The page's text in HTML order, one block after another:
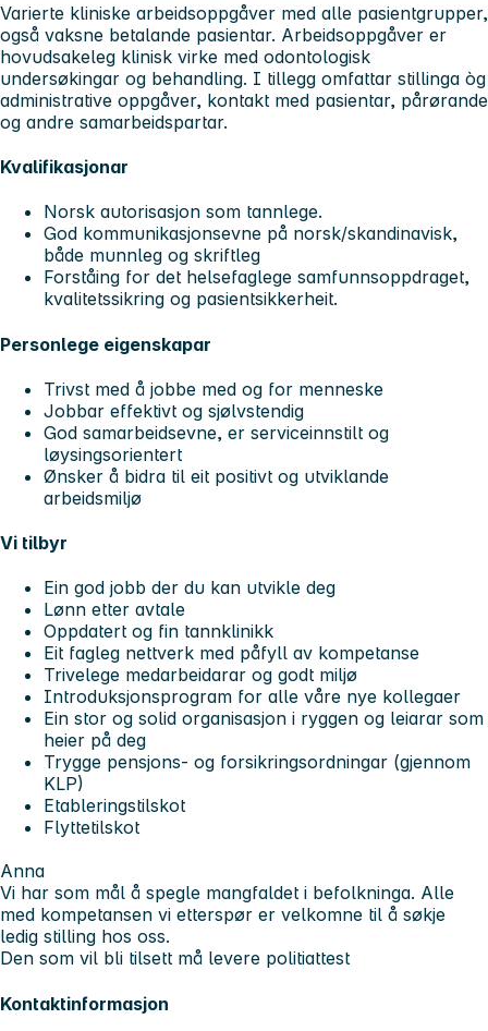
Varierte kliniske arbeidsoppgåver med alle pasientgrupper,
også vaksne betalande pasientar. Arbeidsoppgåver er
hovudsakeleg klinisk virke med odontologisk
undersøkingar og behandling. I tillegg omfattar stillinga òg
administrative oppgåver, kontakt med pasientar, pårørande
og andre samarbeidspartar.
Kvalifikasjonar
Norsk autorisasjon som tannlege.
God kommunikasjonsevne på norsk/skandinavisk,
både munnleg og skriftleg
Forståing for det helsefaglege samfunnsoppdraget,
kvalitetssikring og pasientsikkerheit.
Personlege eigenskapar
Trivst med å jobbe med og for menneske
Jobbar effektivt og sjølvstendig
God samarbeidsevne, er serviceinnstilt og
løysingsorientert
Ønsker å bidra til eit positivt og utviklande
arbeidsmiljø
Vi tilbyr
Ein god jobb der du kan utvikle deg
Lønn etter avtale
Oppdatert og fin tannklinikk
Eit fagleg nettverk med påfyll av kompetanse
Trivelege medarbeidarar og godt miljø
Introduksjonsprogram for alle våre nye kollegaer
Ein stor og solid organisasjon i ryggen og leiarar som
heier på deg
Trygge pensjons- og forsikringsordningar (gjennom
KLP)
Etableringstilskot
Flyttetilskot
Anna
Vi har som mål å spegle mangfaldet i befolkninga. Alle
med kompetansen vi etterspør er velkomne til å søkje
ledig stilling hos oss.
Den som vil bli tilsett må levere politiattest
Kontaktinformasjon